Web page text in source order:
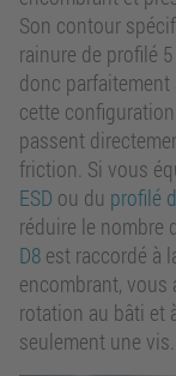
Son contour
rainure de profilé
donc parfaitement
cette
passent
friction. Si vous
ESD ou du profilé
réduire le nombre
D8 est raccordé à
encombrant, vous
rotation au bâti et
seulement une vis.